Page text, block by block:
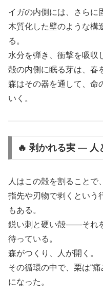
イガの内側には、さらに
木質化した壁のような構
る。
水分を弾き、衝撃を吸収
殻の内側に眠る芽は、春
森はその器を通して、命
いく。
🔥 剥かれる実 ― 人
人はこの殻を割ることで
指先や刃物で剥くという
もある。
鋭い刺と硬い殻――それ
待っている。
森がつくり、人が開く。
その循環の中で、栗は“
になった。